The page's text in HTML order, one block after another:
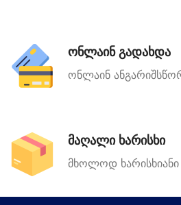
ონლაინ გადახდა
ონლაინ
მაღალი ხარისხი
მხოლოდ